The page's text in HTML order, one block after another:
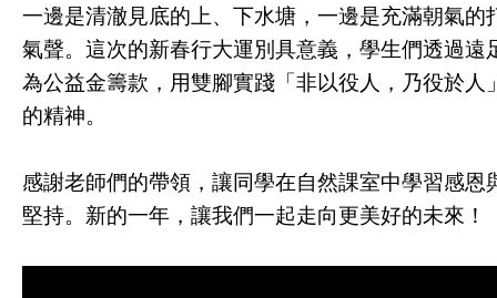
一邊是清澈見底的上、下水塘，一邊是充滿朝氣的
氣聲。這次的新春行大運別具意義，學生們透過遠
為公益金籌款，用雙腳實踐「非以役人，乃役於人
的精神。
感謝老師們的帶領，讓同學在自然課室中學習感恩
堅持。新的一年，讓我們一起走向更美好的未來！